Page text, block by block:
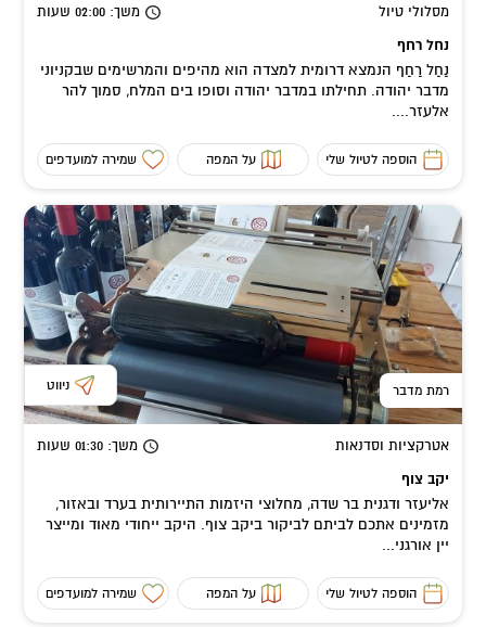
מסלולי טיול משך: 02:00 שעות
נחל רחף
נַחַל רַחַף הנמצא דרומית למצדה הוא מהיפים והמרשימים שבקניוני
מדבר יהודה. תחילתו במדבר יהודה וסופו בים המלח, סמוך להר
אלעזר....
הוספה לטיול שלי על המפה שמירה למועדפים
רמת מדבר ניווט
אטרקציות וסדנאות משך: 01:30 שעות
יקב צוף
אליעזר ודגנית בר שדה, מחלוצי היזמות התיירותית בערד ובאזור,
מזמינים אתכם לביתם לביקור ביקב צוף. היקב ייחודי מאוד ומייצר
יין אורגני...
הוספה לטיול שלי על המפה שמירה למועדפים